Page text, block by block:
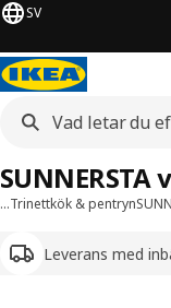
SV
…Trinettkök & pentryn
Leverans med